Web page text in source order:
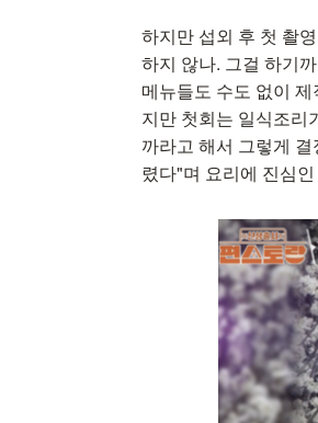
하지만 섭외 후 첫 촬
하지 않나. 그걸 하기
메뉴들도 수도 없이
지만 첫회는 일식조리
까라고 해서 그렇게
렸다"며 요리에 진심